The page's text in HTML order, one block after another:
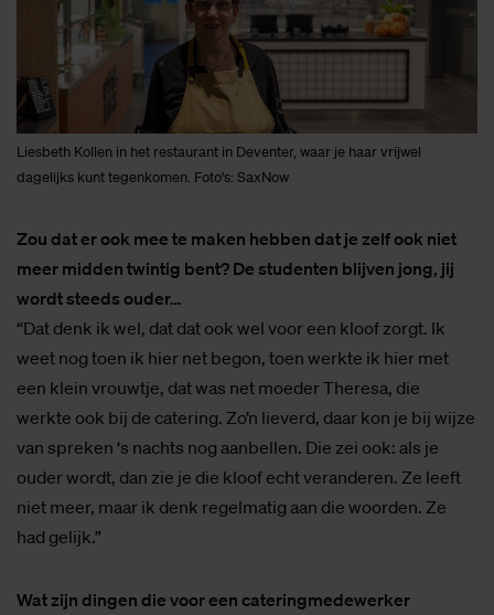
Liesbeth Kollen in het restaurant in Deventer, waar je haar vrijwel
dagelijks kunt tegenkomen. Foto's: SaxNow
Zou dat er ook mee te maken hebben dat je zelf ook niet
meer midden twintig bent? De studenten blijven jong, jij
wordt steeds ouder…
“Dat denk ik wel, dat dat ook wel voor een kloof zorgt. Ik
weet nog toen ik hier net begon, toen werkte ik hier met
een klein vrouwtje, dat was net moeder Theresa, die
werkte ook bij de catering. Zo’n lieverd, daar kon je bij wijze
van spreken ‘s nachts nog aanbellen. Die zei ook: als je
ouder wordt, dan zie je die kloof echt veranderen. Ze leeft
niet meer, maar ik denk regelmatig aan die woorden. Ze
had gelijk.”
Wat zijn dingen die voor een cateringmedewerker